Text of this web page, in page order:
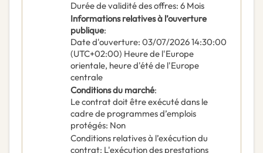
Durée de validité des offres: 6 Mois
Informations relatives à l’ouverture
publique:
Date d'ouverture: 03/07/202614:30:00
(UTC+02:00) Heure de l'Europe
orientale, heure d'été de l'Europe
centrale
Conditions du marché:
Le contrat doit être exécuté dans le
cadre de programmes d’emplois
protégés: Non
Conditions relatives à l’exécution du
contrat: L'exécution des prestations